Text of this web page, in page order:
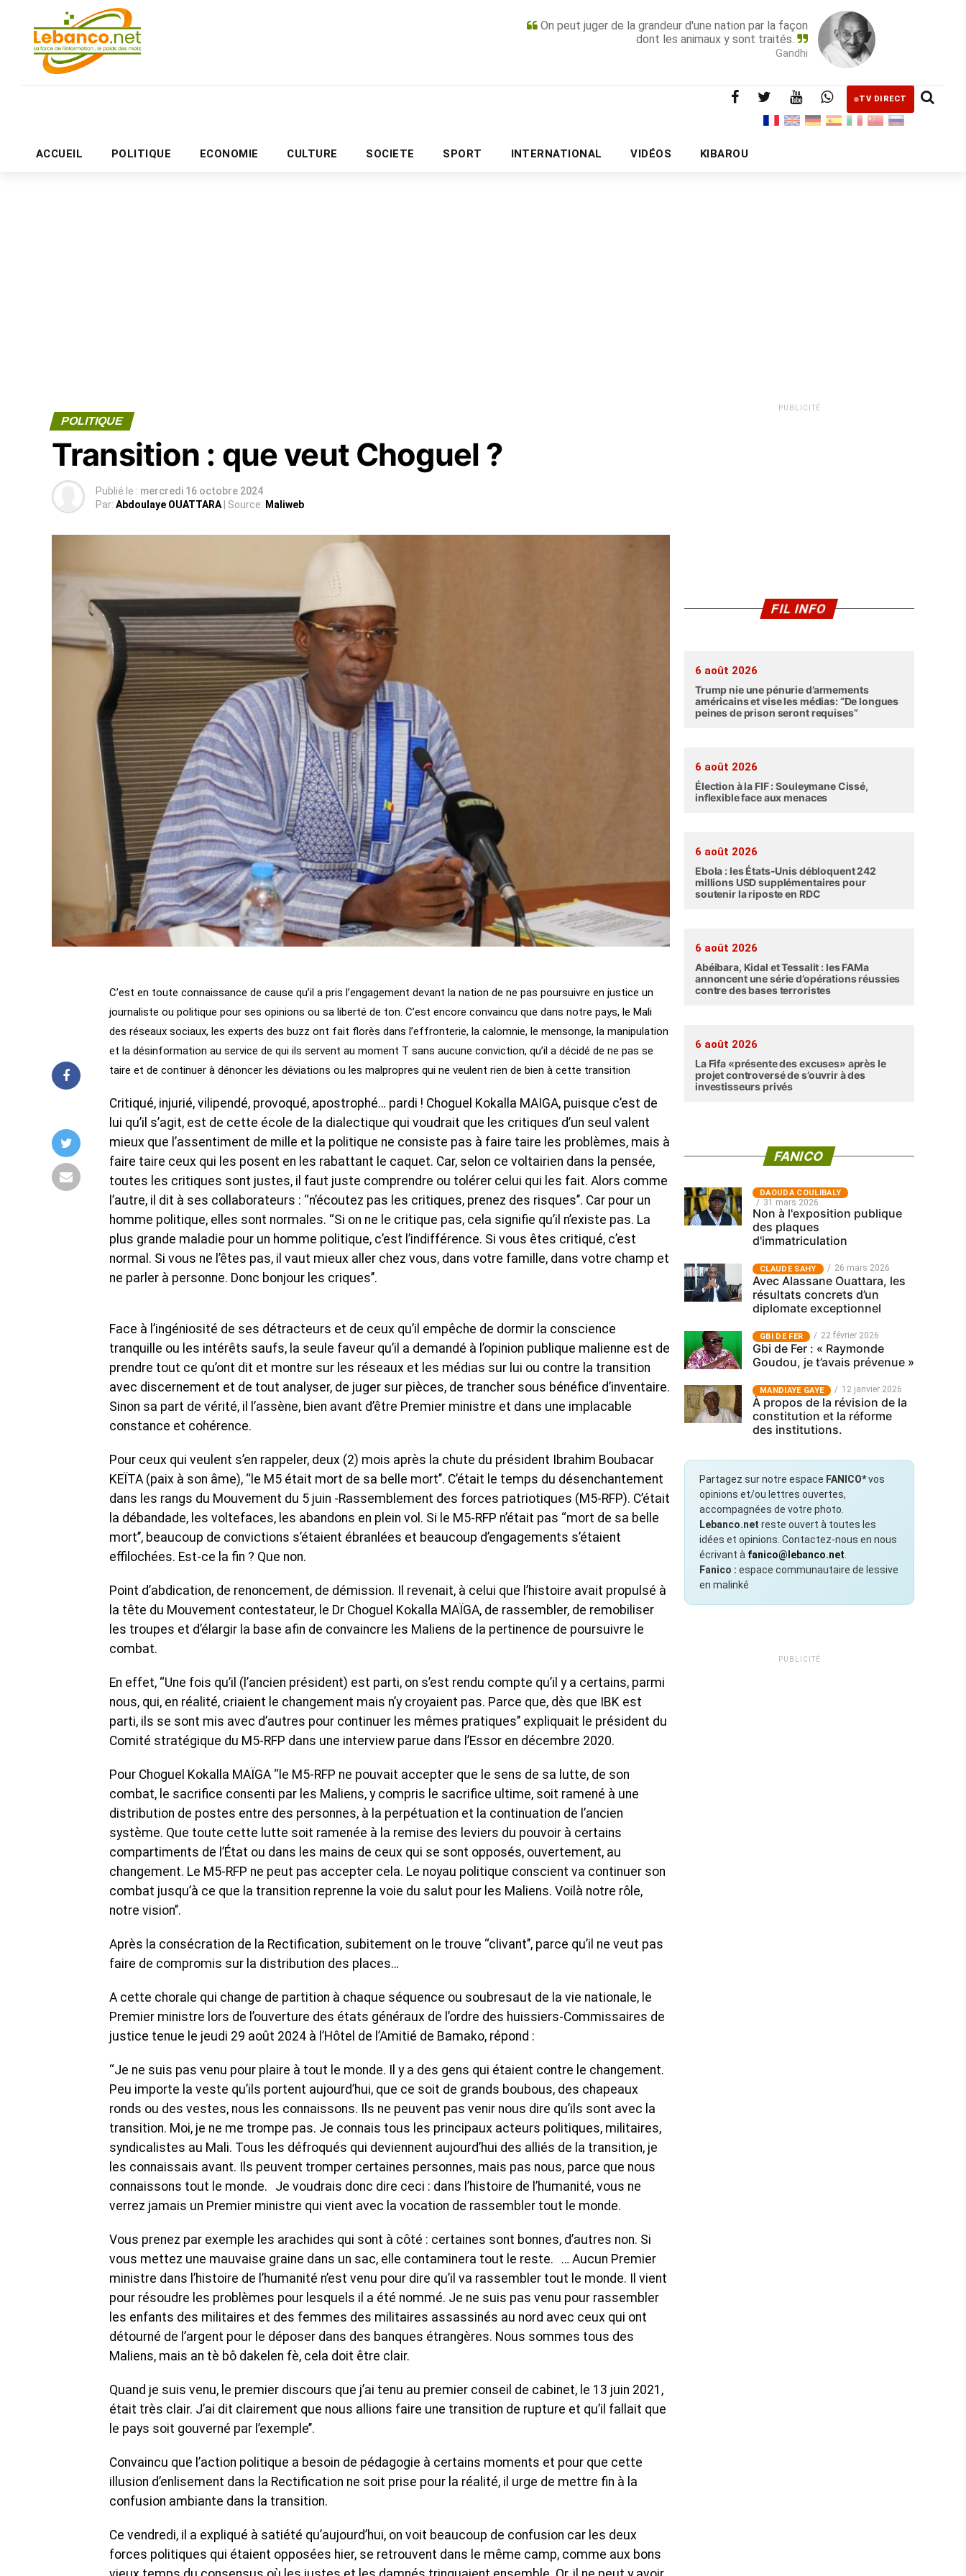
On peut juger de la grandeur d'une nation par la façon
dont les animaux y sont traités.
Gandhi
TV DIRECT
ACCUEIL POLITIQUE ECONOMIE CULTURE SOCIETE SPORT INTERNATIONAL VIDÉOS KIBAROU
PUBLICITÉ
POLITIQUE
Transition : que veut Choguel ?
Publié le : mercredi 16 octobre 2024
Par: Abdoulaye OUATTARA | Source: Maliweb
C’est en toute connaissance de cause qu’il a pris l’engagement devant la nation de ne pas poursuivre en justice un
journaliste ou politique pour ses opinions ou sa liberté de ton. C’est encore convaincu que dans notre pays, le Mali
des réseaux sociaux, les experts des buzz ont fait florès dans l’effronterie, la calomnie, le mensonge, la manipulation
et la désinformation au service de qui ils servent au moment T sans aucune conviction, qu’il a décidé de ne pas se
taire et de continuer à dénoncer les déviations ou les malpropres qui ne veulent rien de bien à cette transition
Critiqué, injurié, vilipendé, provoqué, apostrophé… pardi ! Choguel Kokalla MAIGA, puisque c’est de
lui qu’il s’agit, est de cette école de la dialectique qui voudrait que les critiques d’un seul valent
mieux que l’assentiment de mille et la politique ne consiste pas à faire taire les problèmes, mais à
faire taire ceux qui les posent en les rabattant le caquet. Car, selon ce voltairien dans la pensée,
toutes les critiques sont justes, il faut juste comprendre ou tolérer celui qui les fait. Alors comme
l’autre, il dit à ses collaborateurs : ‘‘n’écoutez pas les critiques, prenez des risques’’. Car pour un
homme politique, elles sont normales. ‘‘Si on ne le critique pas, cela signifie qu’il n’existe pas. La
plus grande maladie pour un homme politique, c’est l’indifférence. Si vous êtes critiqué, c’est
normal. Si vous ne l’êtes pas, il vaut mieux aller chez vous, dans votre famille, dans votre champ et
ne parler à personne. Donc bonjour les criques’’.
Face à l’ingéniosité de ses détracteurs et de ceux qu’il empêche de dormir la conscience
tranquille ou les intérêts saufs, la seule faveur qu’il a demandé à l’opinion publique malienne est de
prendre tout ce qu’ont dit et montre sur les réseaux et les médias sur lui ou contre la transition
avec discernement et de tout analyser, de juger sur pièces, de trancher sous bénéfice d’inventaire.
Sinon sa part de vérité, il l’assène, bien avant d’être Premier ministre et dans une implacable
constance et cohérence.
Pour ceux qui veulent s’en rappeler, deux (2) mois après la chute du président Ibrahim Boubacar
KEÏTA (paix à son âme), ‘‘le M5 était mort de sa belle mort’’. C’était le temps du désenchantement
dans les rangs du Mouvement du 5 juin -Rassemblement des forces patriotiques (M5-RFP). C’était
la débandade, les voltefaces, les abandons en plein vol. Si le M5-RFP n’était pas ‘‘mort de sa belle
mort’’, beaucoup de convictions s’étaient ébranlées et beaucoup d’engagements s’étaient
effilochées. Est-ce la fin ? Que non.
Point d’abdication, de renoncement, de démission. Il revenait, à celui que l’histoire avait propulsé à
la tête du Mouvement contestateur, le Dr Choguel Kokalla MAÏGA, de rassembler, de remobiliser
les troupes et d’élargir la base afin de convaincre les Maliens de la pertinence de poursuivre le
combat.
En effet, ‘‘Une fois qu’il (l’ancien président) est parti, on s’est rendu compte qu’il y a certains, parmi
nous, qui, en réalité, criaient le changement mais n’y croyaient pas. Parce que, dès que IBK est
parti, ils se sont mis avec d’autres pour continuer les mêmes pratiques’’ expliquait le président du
Comité stratégique du M5-RFP dans une interview parue dans l’Essor en décembre 2020.
Pour Choguel Kokalla MAÏGA ‘‘le M5-RFP ne pouvait accepter que le sens de sa lutte, de son
combat, le sacrifice consenti par les Maliens, y compris le sacrifice ultime, soit ramené à une
distribution de postes entre des personnes, à la perpétuation et la continuation de l’ancien
système. Que toute cette lutte soit ramenée à la remise des leviers du pouvoir à certains
compartiments de l’État ou dans les mains de ceux qui se sont opposés, ouvertement, au
changement. Le M5-RFP ne peut pas accepter cela. Le noyau politique conscient va continuer son
combat jusqu’à ce que la transition reprenne la voie du salut pour les Maliens. Voilà notre rôle,
notre vision’’.
Après la consécration de la Rectification, subitement on le trouve ‘‘clivant’’, parce qu’il ne veut pas
faire de compromis sur la distribution des places…
A cette chorale qui change de partition à chaque séquence ou soubresaut de la vie nationale, le
Premier ministre lors de l’ouverture des états généraux de l’ordre des huissiers-Commissaires de
justice tenue le jeudi 29 août 2024 à l’Hôtel de l’Amitié de Bamako, répond :
‘‘Je ne suis pas venu pour plaire à tout le monde. Il y a des gens qui étaient contre le changement.
Peu importe la veste qu’ils portent aujourd’hui, que ce soit de grands boubous, des chapeaux
ronds ou des vestes, nous les connaissons. Ils ne peuvent pas venir nous dire qu’ils sont avec la
transition. Moi, je ne me trompe pas. Je connais tous les principaux acteurs politiques, militaires,
syndicalistes au Mali. Tous les défroqués qui deviennent aujourd’hui des alliés de la transition, je
les connaissais avant. Ils peuvent tromper certaines personnes, mais pas nous, parce que nous
connaissons tout le monde. Je voudrais donc dire ceci : dans l’histoire de l’humanité, vous ne
verrez jamais un Premier ministre qui vient avec la vocation de rassembler tout le monde.
Vous prenez par exemple les arachides qui sont à côté : certaines sont bonnes, d’autres non. Si
vous mettez une mauvaise graine dans un sac, elle contaminera tout le reste. … Aucun Premier
ministre dans l’histoire de l’humanité n’est venu pour dire qu’il va rassembler tout le monde. Il vient
pour résoudre les problèmes pour lesquels il a été nommé. Je ne suis pas venu pour rassembler
les enfants des militaires et des femmes des militaires assassinés au nord avec ceux qui ont
détourné de l’argent pour le déposer dans des banques étrangères. Nous sommes tous des
Maliens, mais an tè bô dakelen fè, cela doit être clair.
Quand je suis venu, le premier discours que j’ai tenu au premier conseil de cabinet, le 13 juin 2021,
était très clair. J’ai dit clairement que nous allions faire une transition de rupture et qu’il fallait que
le pays soit gouverné par l’exemple’’.
Convaincu que l’action politique a besoin de pédagogie à certains moments et pour que cette
illusion d’enlisement dans la Rectification ne soit prise pour la réalité, il urge de mettre fin à la
confusion ambiante dans la transition.
Ce vendredi, il a expliqué à satiété qu’aujourd’hui, on voit beaucoup de confusion car les deux
forces politiques qui étaient opposées hier, se retrouvent dans le même camp, comme aux bons
PUBLICITÉ
FIL INFO
6 août 2026
Trump nie une pénurie d’armements
américains et vise les médias: “De longues
peines de prison seront requises”
6 août 2026
Élection à la FIF : Souleymane Cissé,
inflexible face aux menaces
6 août 2026
Ebola : les États-Unis débloquent 242
millions USD supplémentaires pour
soutenir la riposte en RDC
6 août 2026
Abéibara, Kidal et Tessalit : les FAMa
annoncent une série d’opérations réussies
contre des bases terroristes
6 août 2026
La Fifa «présente des excuses» après le
projet controversé de s’ouvrir à des
investisseurs privés
FANICO
‎DAOUDA COULIBALY
31 mars 2026
Non à l'exposition publique
des plaques
d'immatriculation
CLAUDE SAHY 26 mars 2026
Avec Alassane Ouattara, les
résultats concrets d’un
diplomate exceptionnel
GBI DE FER 22 février 2026
Gbi de Fer : « Raymonde
Goudou, je t’avais prévenue »
MANDIAYE GAYE 12 janvier 2026
À propos de la révision de la
constitution et la réforme
des institutions.
Partagez sur notre espace FANICO*vos
opinions et/ou lettres ouvertes,
accompagnées de votre photo.
Lebanco.net reste ouvert à toutes les
idées et opinions. Contactez-nous en nous
écrivant à fanico@lebanco.net
Fanico : espace communautaire de lessive
en malinké
PUBLICITÉ